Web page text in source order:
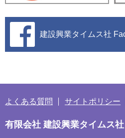
建設興業タイムス社
よくある質問 サイトポリシー
有限会社 建設興業タイムス社